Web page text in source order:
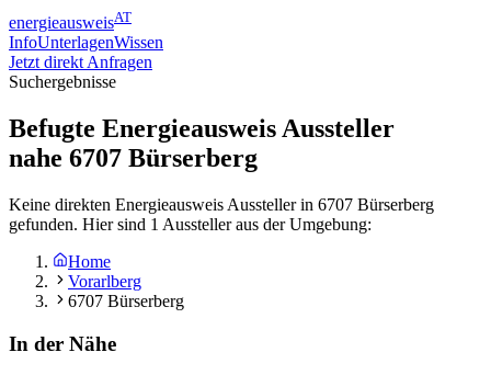
energieausweisAT
InfoUnterlagenWissen
Jetzt direkt Anfragen
Suchergebnisse
Befugte Energieausweis Aussteller
nahe 6707 Bürserberg
Keine direkten Energieausweis Aussteller in 6707 Bürserberg
gefunden. Hier sind 1 Aussteller aus der Umgebung:
Home
Vorarlberg
6707 Bürserberg
In der Nähe